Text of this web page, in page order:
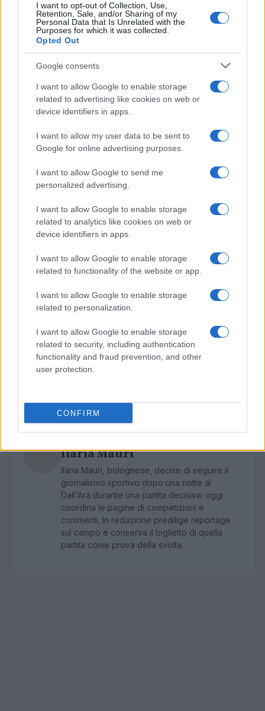
I want to opt-out of Collection, Use,
Retention, Sale, and/or Sharing of my
Personal Data that Is Unrelated with the
Purposes for which it was collected.
Opted Out
Google consents
I want to allow Google to enable storage
related to advertising like cookies on web or
device identifiers in apps.
I want to allow my user data to be sent to
Google for online advertising purposes.
I want to allow Google to send me
personalized advertising.
I want to allow Google to enable storage
related to analytics like cookies on web or
device identifiers in apps.
I want to allow Google to enable storage
related to functionality of the website or app.
I want to allow Google to enable storage
related to personalization.
I want to allow Google to enable storage
related to security, including authentication
functionality and fraud prevention, and other
user protection.
CONFIRM
arretrare troppo; il rischio è scaricare il
direzionale. Nei rilanci corti, preferire una
trazione composta alla massima spinta: meno
pattinamento significa più efficienza e meno
stress termico su motore e batteria. Abituarsi a
micro-regolare con l’acceleratore al posto della
frizione tradizionale: è lo strumento principale
Prima di comprare: domande rapide
per scegliere bene
capacità utile dichiarata,
raffreddamento, derating termico, opzioni di
ricarica rapida o batteria estraibile.
Mappaturenumero di profili,
livelli di
traction control dedicati allo sterrato.
regolazione fine del freno
rigenerativo, separazione anteriore/posteriore,
curva progressiva.
sostegno a metà corsa, ricambi e service.
Peso e bilanciamentobaricentro, luce a terra,
protezioni per pacco batteria e cablaggi.
Ergonomia
Ilaria Mauri
Ilaria Mauri, bolognese, decise di seguire il
giornalismo sportivo dopo una notte al
Dall'Ara durante una partita decisiva: oggi
coordina le pagine di competizioni e
commenti. In redazione predilige reportage
sul campo e conserva il biglietto di quella
partita come prova della svolta.